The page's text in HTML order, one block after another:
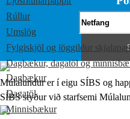
Rúllur
Umslög
Fylgiskjöl og löggildur
Dagbækur, dagatöl og
Dagbækur
Dagatöl
Minnisbækur
Múlalundur er í eigu SÍBS og
SÍBS styður við starfsemi